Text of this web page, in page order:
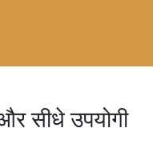
सीधे उपयोगी